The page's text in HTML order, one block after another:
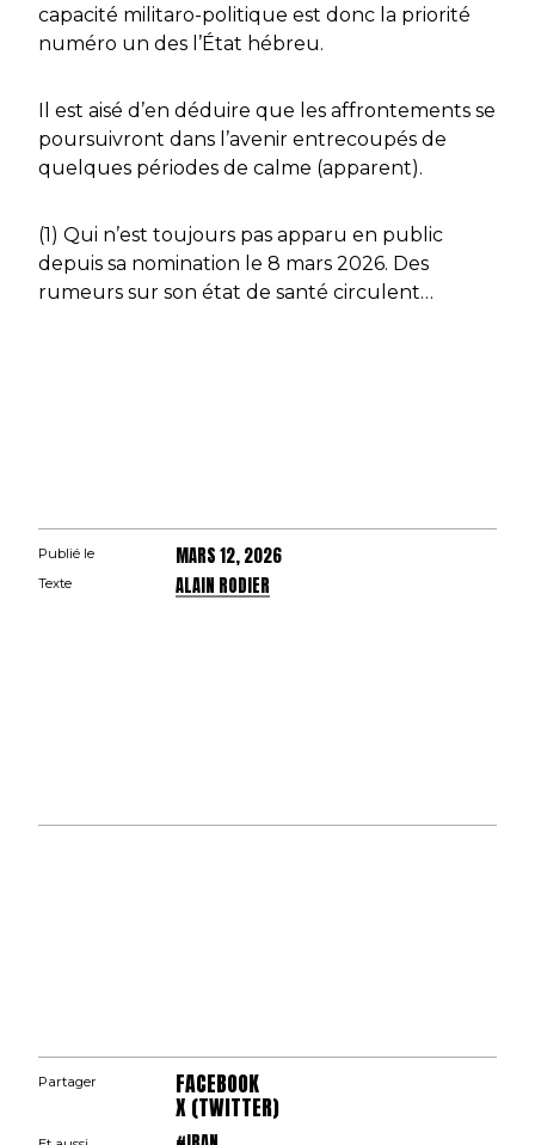
capacité militaro-politique est donc la priorité
numéro un des l’État hébreu.
Il est aisé d’en déduire que les affrontements se
poursuivront dans l’avenir entrecoupés de
quelques périodes de calme (apparent).
(1) Qui n’est toujours pas apparu en public
depuis sa nomination le 8 mars 2026. Des
rumeurs sur son état de santé circulent…
Publié le MARS 12, 2026
Texte ALAIN RODIER
Partager FACEBOOK
X (TWITTER)